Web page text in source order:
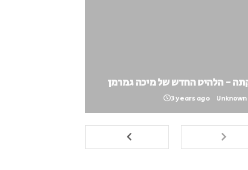
- הלהיט החדש של מיכה גמרמן
Unknown
3 years ago